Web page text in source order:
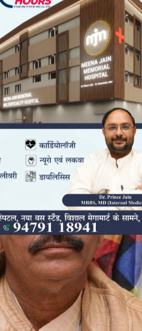
आमंत्रित सदस्यों को स्थान दिया
पार्षद, एल्डरमेन, पार्षद प्रत्याशी, युवा
सभी पदाधिकारी, स्थायी आमंत्रित
देते हुए कांग्रेस संगठन के मजबूती के